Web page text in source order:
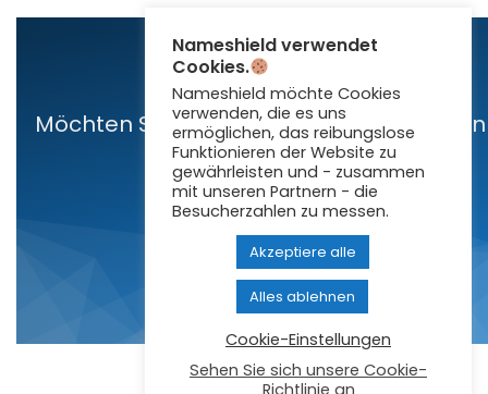
Möchten Sie mehr über unsere Lösungen
erfahren …
KONTAKTIEREN SIE UNS
Nameshield verwendet
Cookies.
Nameshield möchte Cookies
verwenden, die es uns
ermöglichen, das reibungslose
Funktionieren der Website zu
gewährleisten und - zusammen
mit unseren Partnern - die
Besucherzahlen zu messen.
Akzeptiere alle
Alles ablehnen
Cookie-Einstellungen
Sehen Sie sich unsere Cookie-
Richtlinie an